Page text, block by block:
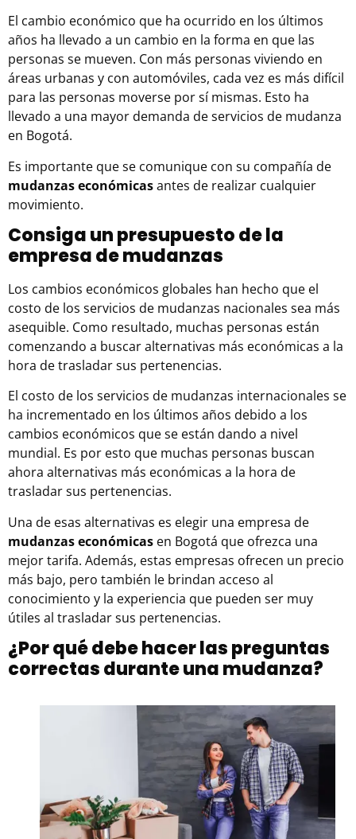
El cambio económico que ha ocurrido en los últimos
años ha llevado a un cambio en la forma en que las
personas se mueven. Con más personas viviendo en
áreas urbanas y con automóviles, cada vez es más difícil
para las personas moverse por sí mismas. Esto ha
llevado a una mayor demanda de servicios de mudanza
en Bogotá.
Es importante que se comunique con su compañía de
mudanzas económicasantes de realizar cualquier
movimiento.
Consiga un presupuesto de la
empresa de mudanzas
Los cambios económicos globales han hecho que el
costo de los servicios de mudanzas nacionales sea más
asequible. Como resultado, muchas personas están
comenzando a buscar alternativas más económicas a la
hora de trasladar sus pertenencias.
El costo de los servicios de mudanzas internacionales se
ha incrementado en los últimos años debido a los
cambios económicos que se están dando a nivel
mundial. Es por esto que muchas personas buscan
ahora alternativas más económicas a la hora de
trasladar sus pertenencias.
Una de esas alternativas es elegir una empresa de
mudanzas económicas en Bogotá que ofrezca una
mejor tarifa. Además, estas empresas ofrecen un precio
más bajo, pero también le brindan acceso al
conocimiento y la experiencia que pueden ser muy
útiles al trasladar sus pertenencias.
¿Por qué debe hacer las preguntas
correctas durante una mudanza?